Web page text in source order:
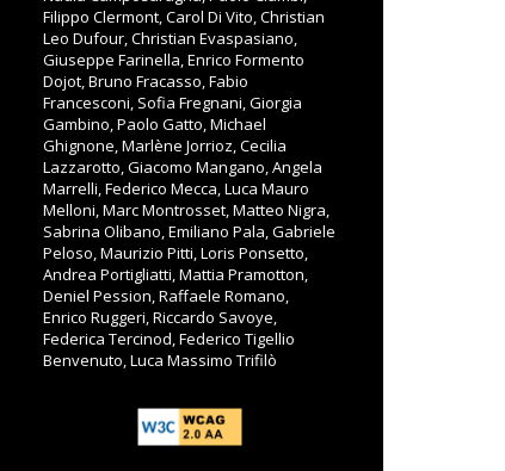
Filippo Clermont, Carol Di Vito, Christian
Leo Dufour, Christian Evaspasiano,
Giuseppe Farinella, Enrico Formento
Dojot, Bruno Fracasso, Fabio
Francesconi, Sofia Fregnani, Giorgia
Gambino, Paolo Gatto, Michael
Ghignone, Marlène Jorrioz, Cecilia
Lazzarotto, Giacomo Mangano, Angela
Marrelli, Federico Mecca, Luca Mauro
Melloni, Marc Montrosset, Matteo Nigra,
Sabrina Olibano, Emiliano Pala, Gabriele
Peloso, Maurizio Pitti, Loris Ponsetto,
Andrea Portigliatti, Mattia Pramotton,
Deniel Pession, Raffaele Romano,
Enrico Ruggeri, Riccardo Savoye,
Federica Tercinod, Federico Tigellio
Benvenuto, Luca Massimo Trifilò